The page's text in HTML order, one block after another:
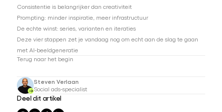
Consistentie is belangrijker dan creativiteit
Prompting: minder inspiratie, meer infrastructuur
De echte winst: series, varianten en iteraties
Deze vier stappen zet je vandaag nog om echt aan de slag te gaan
met AI-beeldgeneratie
Terug naar het begin
Steven Verlaan
Social ads-specialist
Deel dit artikel